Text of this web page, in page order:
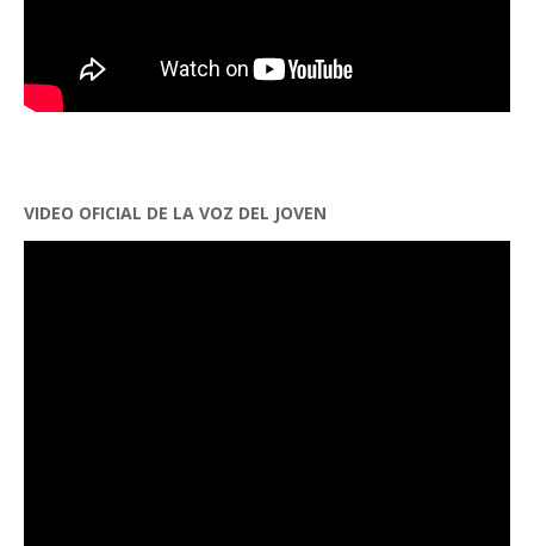
VIDEO OFICIAL DE LA VOZ DEL JOVEN